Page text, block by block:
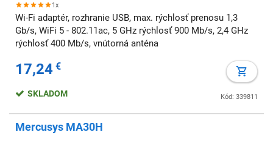
1x
Wi-Fi adaptér, rozhranie USB, max. rýchlosť prenosu 1,3
Gb/s, WiFi 5 - 802.11ac, 5 GHz rýchlosť 900 Mb/s, 2,4 GHz
rýchlosť 400 Mb/s, vnútorná anténa
17,24 €
Kód: 339811
SKLADOM
Mercusys MA30H